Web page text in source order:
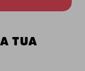
TUA